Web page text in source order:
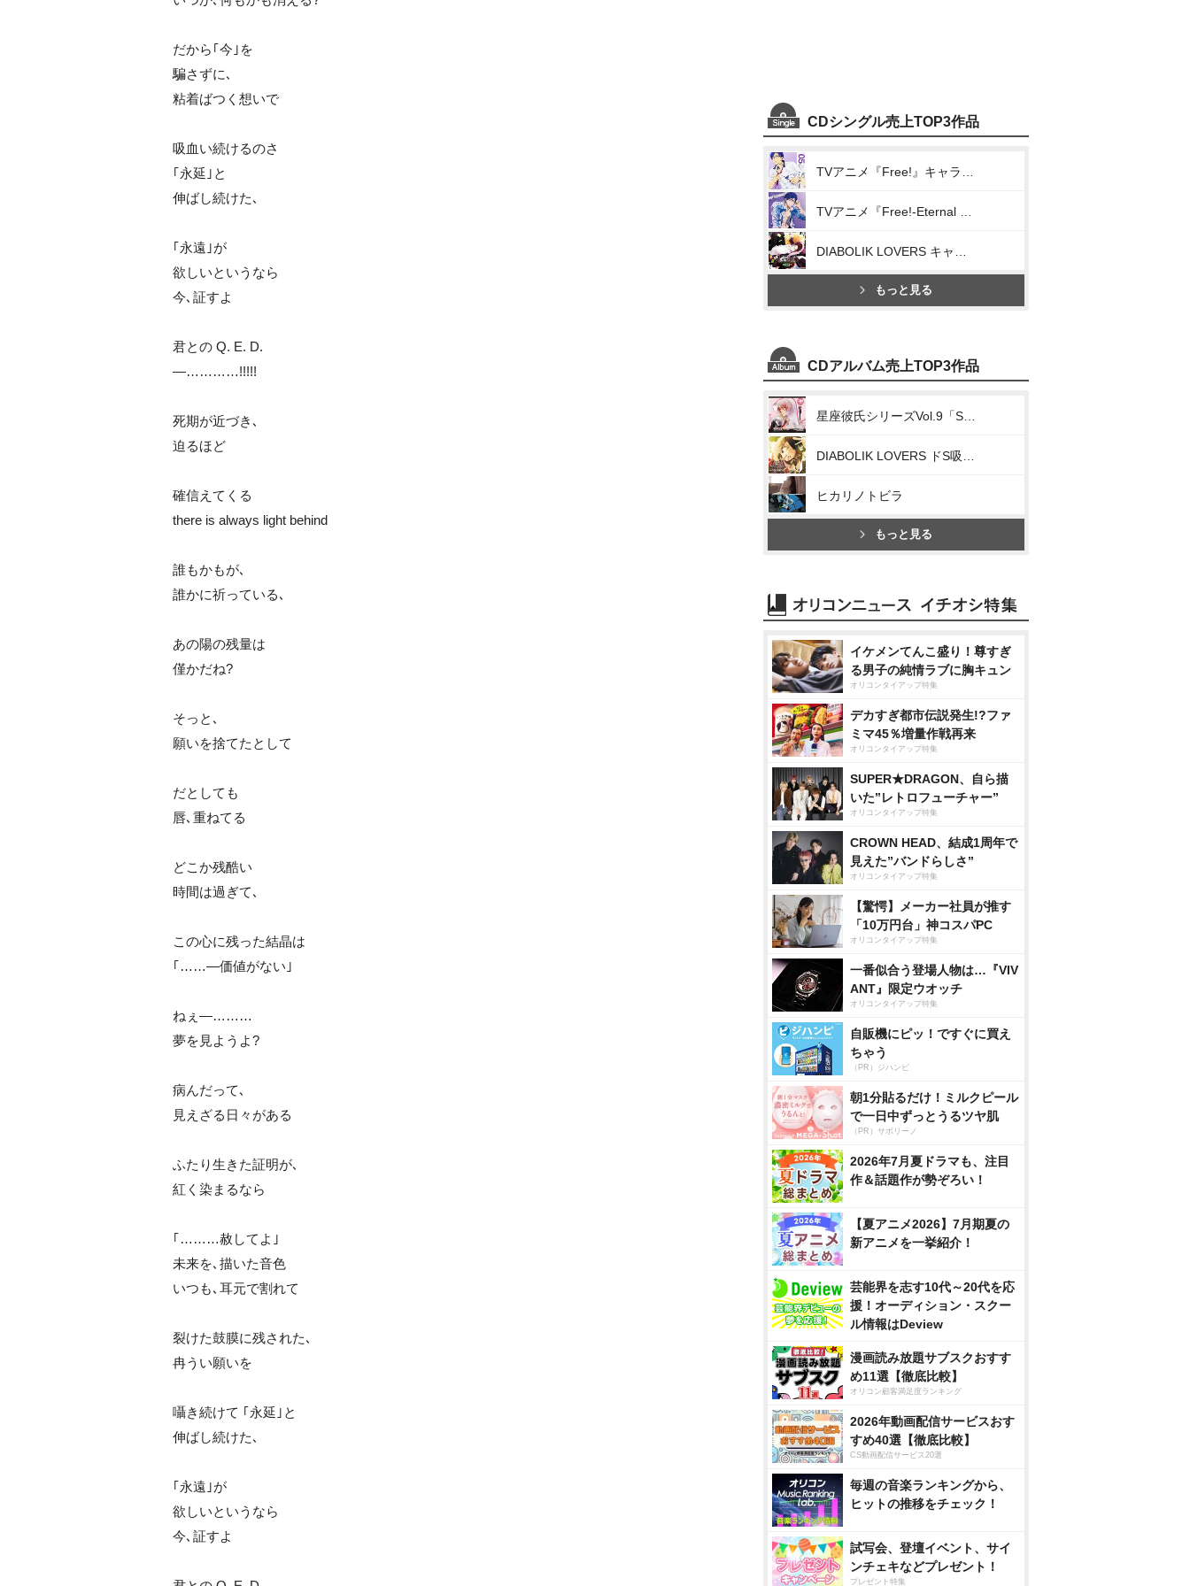
だから｢今｣を
騙さずに､
粘着ばつく想いで
吸血い続けるのさ
｢永延｣と
伸ばし続けた､
｢永遠｣が
欲しいというなら
今､証すよ
君との Q. E. D.
―…………!!!!!
死期が近づき､
迫るほど
確信えてくる
there is always light behind
誰もかもが､
誰かに祈っている､
あの陽の残量は
僅かだね?
そっと､
願いを捨てたとして
だとしても
唇､重ねてる
どこか残酷い
時間は過ぎて､
この心に残った結晶は
｢……―価値がない｣
ねぇ―………
夢を見ようよ?
病んだって､
見えざる日々がある
ふたり生きた証明が､
紅く染まるなら
｢………赦してよ｣
未来を､描いた音色
いつも､耳元で割れて
裂けた鼓膜に残された､
冉うい願いを
囁き続けて ｢永延｣と
伸ばし続けた､
｢永遠｣が
欲しいというなら
今､証すよ
CDシングル売上TOP3作品
もっと見る
CDアルバム売上TOP3作品
ヒカリノトビラ
もっと見る
イケメンてんこ盛り！尊すぎ
る男子の純情ラブに胸キュン
オリコンタイアップ特集
デカすぎ都市伝説発生!?ファ
ミマ45％増量作戦再来
オリコンタイアップ特集
SUPER★DRAGON、自ら描
いた”レトロフューチャー”
オリコンタイアップ特集
CROWN HEAD、結成1周年で
見えた”バンドらしさ”
オリコンタイアップ特集
【驚愕】メーカー社員が推す
「10万円台」神コスパPC
オリコンタイアップ特集
一番似合う登場人物は…『VIV
ANT』限定ウオッチ
オリコンタイアップ特集
自販機にピッ！ですぐに買え
ちゃう
（PR）ジハンピ
朝1分貼るだけ！ミルクピール
で一日中ずっとうるツヤ肌
（PR）サボリーノ
2026年7月夏ドラマも、注目
作＆話題作が勢ぞろい！
【夏アニメ2026】7月期夏の
新アニメを一挙紹介！
芸能界を志す10代～20代を応
援！オーディション・スクー
ル情報はDeview
漫画読み放題サブスクおすす
め11選【徹底比較】
オリコン顧客満足度ランキング
2026年動画配信サービスおす
すめ40選【徹底比較】
CS動画配信サービス20選
毎週の音楽ランキングから、
ヒットの推移をチェック！
試写会、登壇イベント、サイ
ンチェキなどプレゼント！
プレゼント特集